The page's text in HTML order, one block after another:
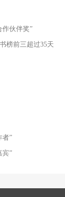
作伙伴奖”
榜前三超过35天
者”
宾”